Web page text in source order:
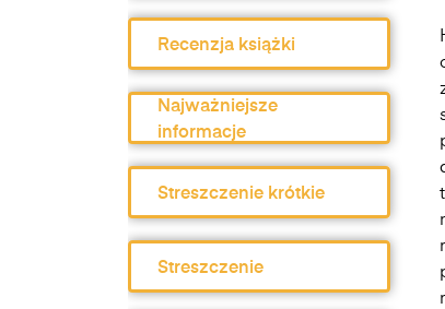
Recenzja książki
Najważniejsze
informacje
Streszczenie krótkie
Streszczenie